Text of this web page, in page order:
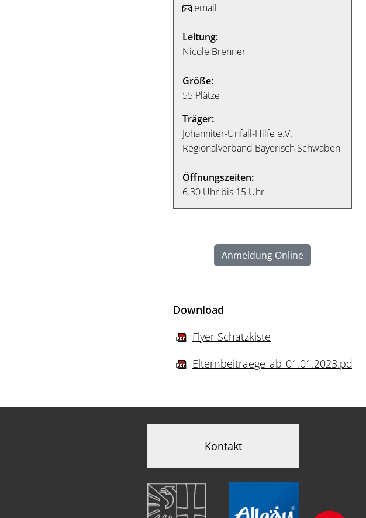
email
Leitung:
Nicole Brenner
Größe:
55 Plätze
Träger:
Johanniter-Unfall-Hilfe e.V.
Regionalverband Bayerisch Schwaben
Öffnungszeiten:
6.30 Uhr bis 15 Uhr
Anmeldung Online
Download
Flyer Schatzkiste
Elternbeitraege_ab_01.01.2023.pdf
Kontakt